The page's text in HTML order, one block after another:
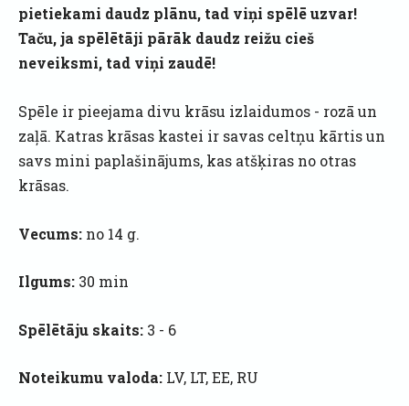
pietiekami daudz plānu, tad viņi spēlē uzvar!
Taču, ja spēlētāji pārāk daudz reižu cieš
neveiksmi, tad viņi zaudē!
Spēle ir pieejama divu krāsu izlaidumos - rozā un
zaļā. Katras krāsas kastei ir savas celtņu kārtis un
savs mini paplašinājums, kas atšķiras no otras
krāsas.
Vecums: no 14 g.
Ilgums: 30 min
Spēlētāju skaits: 3 - 6
Noteikumu valoda: LV, LT, EE, RU